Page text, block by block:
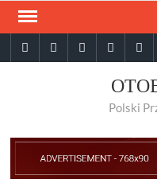
Skip
contentfacebooktwitter pinterestlinkedin
Polski